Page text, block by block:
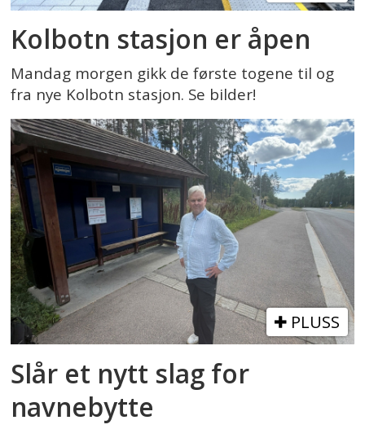
Kolbotn stasjon er åpen
Mandag morgen gikk de første togene til og
fra nye Kolbotn stasjon. Se bilder!
PLUSS
Slår et nytt slag for
navnebytte